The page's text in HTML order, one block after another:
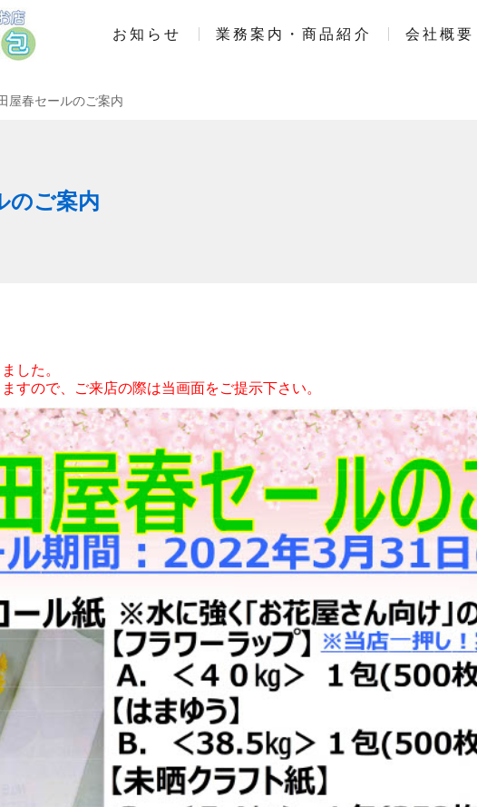
お知らせ 業務案内・商品紹介 会社概要
屋春セールのご案内
のご案内
した。
すので、ご来店の際は当画面をご提示下さい。